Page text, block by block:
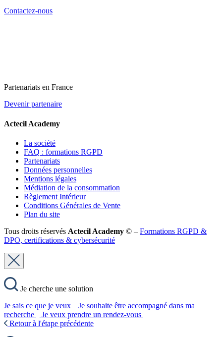
Contactez-nous
Partenariats en France
Devenir partenaire
Actecil Academy
La société
FAQ : formations RGPD
Partenariats
Données personnelles
Mentions légales
Médiation de la consommation
Règlement Intérieur
Conditions Générales de Vente
Plan du site
Tous droits réservés Actecil Academy © – Formations RGPD &
DPO, certifications & cybersécurité
Je cherche une solution
Je sais ce que je veux
Je souhaite être accompagné dans ma
recherche
Je veux prendre un rendez-vous
Retour à l'étape précédente